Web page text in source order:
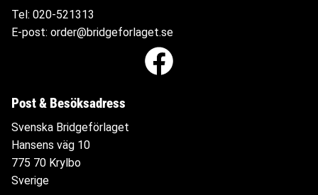
Tel: 020-521313
E-post: order@bridgeforlaget.se
Post & Besöksadress
Svenska Bridgeförlaget
Hansens väg 10
775 70 Krylbo
Sverige